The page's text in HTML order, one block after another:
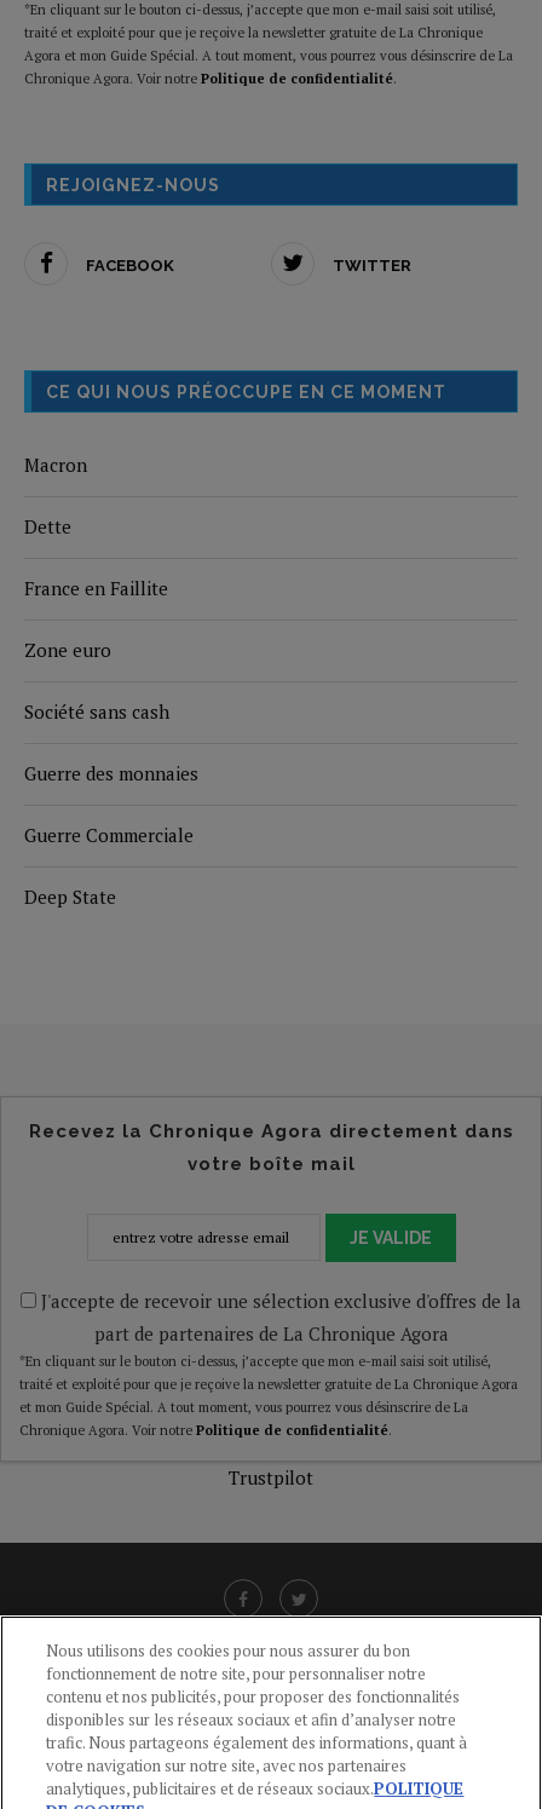
*En cliquant sur le bouton ci-dessus, j’accepte que mon e-mail saisi soit utilisé,
traité et exploité pour que je reçoive la newsletter gratuite de La Chronique
Agora et mon Guide Spécial. A tout moment, vous pourrez vous désinscrire de La
Chronique Agora. Voir notre Politique de confidentialité.
REJOIGNEZ-NOUS
FACEBOOK TWITTER
CE QUI NOUS PRÉOCCUPE EN CE MOMENT
Macron
Dette
France en Faillite
Zone euro
Société sans cash
Guerre des monnaies
Guerre Commerciale
Deep State
Recevez la Chronique Agora directement dans
votre boîte mail
JE VALIDE
J'accepte de recevoir une sélection exclusive d'offres de la
part de partenaires de La Chronique Agora
*En cliquant sur le bouton ci-dessus, j’accepte que mon e-mail saisi soit utilisé,
traité et exploité pour que je reçoive la newsletter gratuite de La Chronique Agora
et mon Guide Spécial. A tout moment, vous pourrez vous désinscrire de La
Chronique Agora. Voir notre Politique de confidentialité.
Trustpilot
CGU-POLITIQUE DE CONFIDENTIALITÉ -POLITIQUE DES COOKIES
MENTIONS LÉGALES -AIDE
CONTACT
Nous utilisons des cookies pour nous assurer du bon
fonctionnement de notre site, pour personnaliser notre
contenu et nos publicités, pour proposer des fonctionnalités
disponibles sur les réseaux sociaux et afin d’analyser notre
trafic. Nous partageons également des informations, quant à
votre navigation sur notre site, avec nos partenaires
analytiques, publicitaires et de réseaux sociaux.POLITIQUE